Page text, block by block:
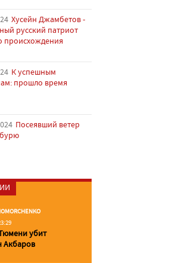
Хусейн Джамбетов -
русский патриот
происхождения
К успешным
прошло время
Посеявший ветер
убит
Акбаров